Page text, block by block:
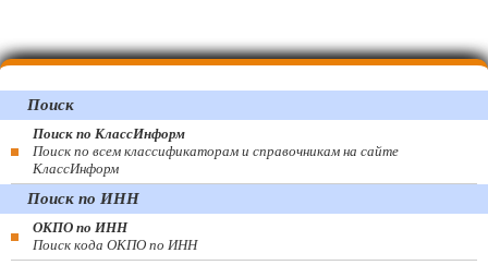
Поиск
Поиск по КлассИнформ
Поиск по всем классификаторам и справочникам на сайте
КлассИнформ
Поиск по ИНН
ОКПО по ИНН
Поиск кода ОКПО по ИНН